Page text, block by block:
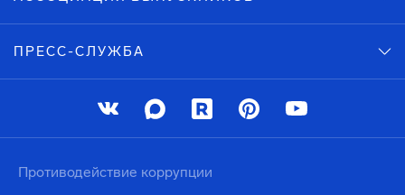
ПРЕСС-СЛУЖБА
Противодействие коррупции